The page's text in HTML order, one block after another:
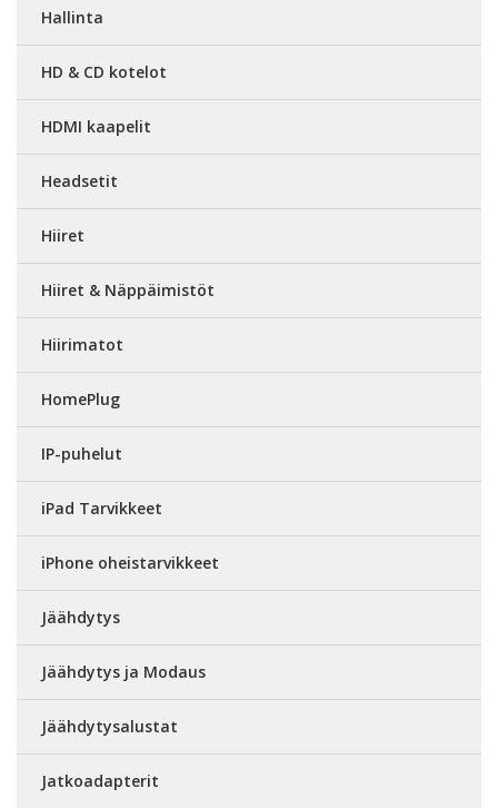
Hallinta
HD & CD kotelot
HDMI kaapelit
Headsetit
Hiiret
Hiiret & Näppäimistöt
Hiirimatot
HomePlug
IP-puhelut
iPad Tarvikkeet
iPhone oheistarvikkeet
Jäähdytys
Jäähdytys ja Modaus
Jäähdytysalustat
Jatkoadapterit